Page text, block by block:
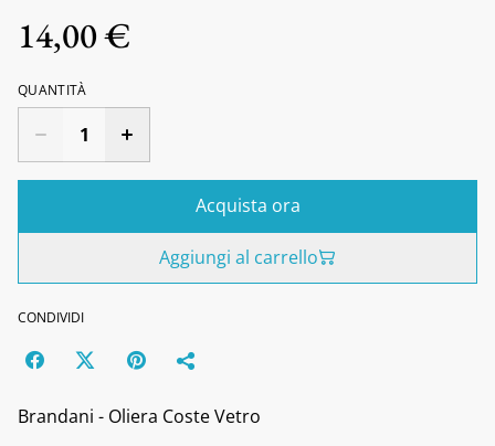
14,00 €
QUANTITÀ
Acquista ora
Aggiungi al carrello
CONDIVIDI
Brandani - Oliera Coste Vetro